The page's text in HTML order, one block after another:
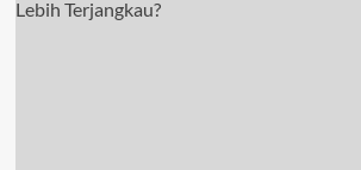
Indonesia